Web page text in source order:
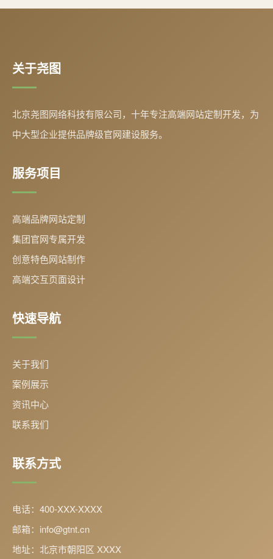
关于尧图
北京尧图网络科技有限公司，十年专注高端网站定制开发，为
中大型企业提供品牌级官网建设服务。
服务项目
高端品牌网站定制
集团官网专属开发
创意特色网站制作
高端交互页面设计
快速导航
关于我们
案例展示
资讯中心
联系我们
联系方式
电话：400-XXX-XXXX
邮箱：info@gtnt.cn
地址：北京市朝阳区 XXXX